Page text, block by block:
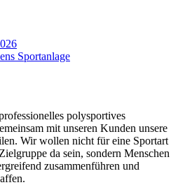
Sportanlage
polysportives
mit unseren Kunden unsere
Wir wollen nicht für eine Sportart
da sein, sondern Menschen
zusammenführen und